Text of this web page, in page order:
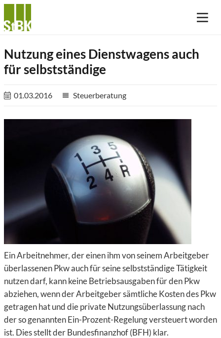
Nutzung eines Dienstwagens auch
für selbstständige
01.03.2016 reorder Steuerberatung
Ein Arbeitnehmer, der einen ihm von seinem Arbeitgeber
überlassenen Pkw auch für seine selbstständige Tätigkeit
nutzen darf, kann keine Betriebsausgaben für den Pkw
abziehen, wenn der Arbeitgeber sämtliche Kosten des Pkw
getragen hat und die private Nutzungsüberlassung nach
der so genannten Ein-Prozent-Regelung versteuert worden
ist. Dies stellt der Bundesfinanzhof (BFH) klar.